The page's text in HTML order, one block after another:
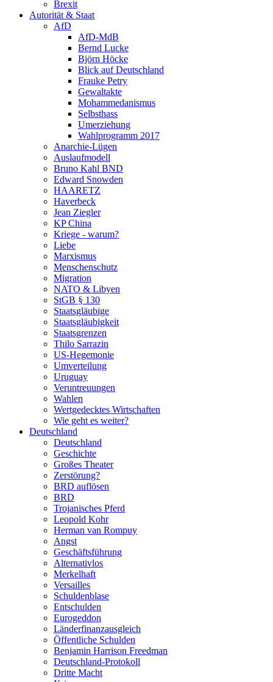
Brexit
Autorität & Staat
AfD
AfD-MdB
Bernd Lucke
Björn Höcke
Blick auf Deutschland
Frauke Petry
Gewaltakte
Mohammedanismus
Selbsthass
Umerziehung
Wahlprogramm 2017
Anarchie-Lügen
Auslaufmodell
Bruno Kahl BND
Edward Snowden
HAARETZ
Haverbeck
Jean Ziegler
KP China
Kriege - warum?
Liebe
Marxismus
Menschenschutz
Migration
NATO & Libyen
StGB § 130
Staatsgläubige
Staatsgläubigkeit
Staatsgrenzen
Thilo Sarrazin
US-Hegemonie
Umverteilung
Uruguay
Veruntreuungen
Wahlen
Wertgedecktes Wirtschaften
Wie geht es weiter?
Deutschland
Deutschland
Geschichte
Großes Theater
Zerstörung?
BRD auflösen
BRD
Trojanisches Pferd
Leopold Kohr
Herman van Rompuy
Angst
Geschäftsführung
Alternativlos
Merkelhaft
Versailles
Schuldenblase
Entschulden
Eurogeddon
Länderfinanzausgleich
Öffentliche Schulden
Benjamin Harrison Freedman
Deutschland-Protokoll
Dritte Macht